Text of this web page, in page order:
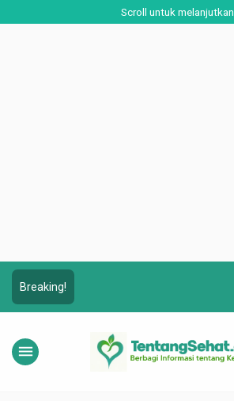
Scroll untuk melanjutkan
Breaking!
menu